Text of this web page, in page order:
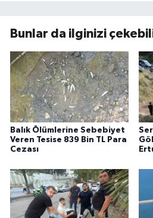
Bunlar da ilginizi
Balık Ölümlerine Sebebiyet
Veren Tesise 839 Bin TL Para
Cezası